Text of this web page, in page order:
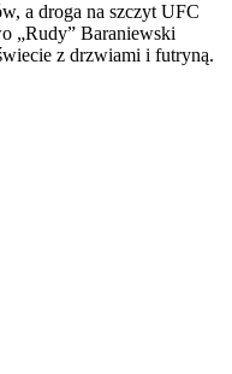
a droga na szczyt UFC
„Rudy” Baraniewski
z drzwiami i futryną.